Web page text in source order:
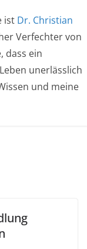
ist Dr. Christian
Verfechter von
dass ein
unerlässlich
und meine